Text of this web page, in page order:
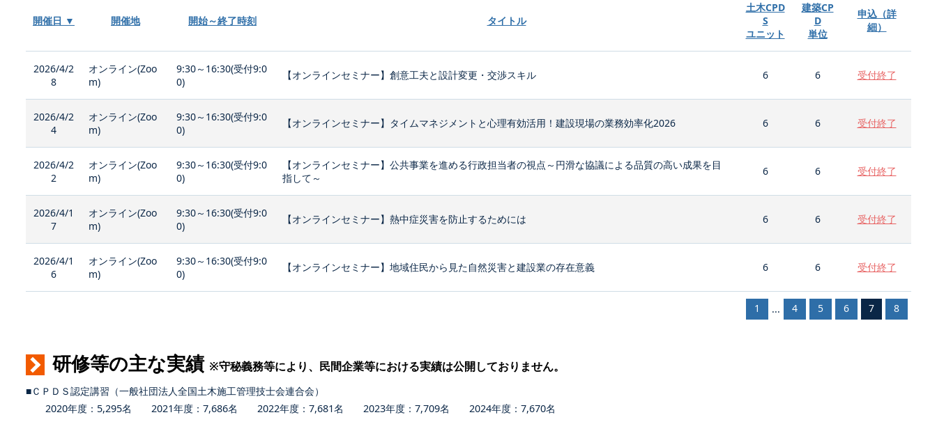
開催日 ▼ 開催地 開始～終了時刻 タイトル
土木CPD
S
ユニット
建築CP
D
単位
申込（詳
細）
2026/4/2
8
オンライン(Zoo
m)
9:30～16:30(受付9:0
0)
【オンラインセミナー】創意工夫と設計変更・交渉スキル 6 6 受付終了
2026/4/2
4
オンライン(Zoo
m)
9:30～16:30(受付9:0
0)
【オンラインセミナー】タイムマネジメントと心理有効活用！建設現場の業務効率化2026 6 6 受付終了
2026/4/2
2
オンライン(Zoo
m)
9:30～16:30(受付9:0
0)
【オンラインセミナー】公共事業を進める行政担当者の視点～円滑な協議による品質の高い成果を目
指して～
6 6 受付終了
2026/4/1
7
オンライン(Zoo
m)
9:30～16:30(受付9:0
0)
【オンラインセミナー】熱中症災害を防止するためには 6 6 受付終了
2026/4/1
6
オンライン(Zoo
m)
9:30～16:30(受付9:0
0)
【オンラインセミナー】地域住民から見た自然災害と建設業の存在意義 6 6 受付終了
1 ... 4 5 6 7 8
研修等の主な実績 ※守秘義務等により、民間企業等における実績は公開しておりません。
■ＣＰＤＳ認定講習（一般社団法人全国土木施工管理技士会連合会）
2020年度：5,295名 2021年度：7,686名 2022年度：7,681名 2023年度：7,709名 2024年度：7,670名